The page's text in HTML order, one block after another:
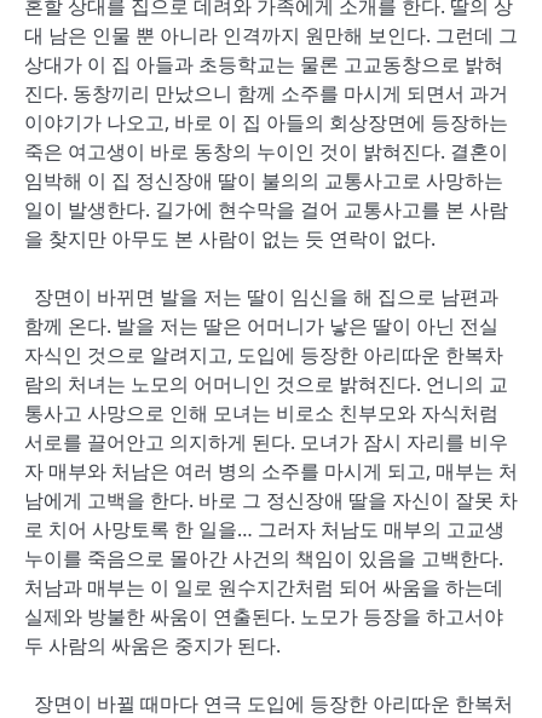
혼할 상대를 집으로 데려와 가족에게 소개를 한다. 딸의 상
대 남은 인물 뿐 아니라 인격까지 원만해 보인다. 그런데 그
상대가 이 집 아들과 초등학교는 물론 고교동창으로 밝혀
진다. 동창끼리 만났으니 함께 소주를 마시게 되면서 과거
이야기가 나오고, 바로 이 집 아들의 회상장면에 등장하는
죽은 여고생이 바로 동창의 누이인 것이 밝혀진다. 결혼이
임박해 이 집 정신장애 딸이 불의의 교통사고로 사망하는
일이 발생한다. 길가에 현수막을 걸어 교통사고를 본 사람
을 찾지만 아무도 본 사람이 없는 듯 연락이 없다.
장면이 바뀌면 발을 저는 딸이 임신을 해 집으로 남편과
함께 온다. 발을 저는 딸은 어머니가 낳은 딸이 아닌 전실
자식인 것으로 알려지고, 도입에 등장한 아리따운 한복차
람의 처녀는 노모의 어머니인 것으로 밝혀진다. 언니의 교
통사고 사망으로 인해 모녀는 비로소 친부모와 자식처럼
서로를 끌어안고 의지하게 된다. 모녀가 잠시 자리를 비우
자 매부와 처남은 여러 병의 소주를 마시게 되고, 매부는 처
남에게 고백을 한다. 바로 그 정신장애 딸을 자신이 잘못 차
로 치어 사망토록 한 일을… 그러자 처남도 매부의 고교생
누이를 죽음으로 몰아간 사건의 책임이 있음을 고백한다.
처남과 매부는 이 일로 원수지간처럼 되어 싸움을 하는데
실제와 방불한 싸움이 연출된다. 노모가 등장을 하고서야
두 사람의 싸움은 중지가 된다.
장면이 바뀔 때마다 연극 도입에 등장한 아리따운 한복처